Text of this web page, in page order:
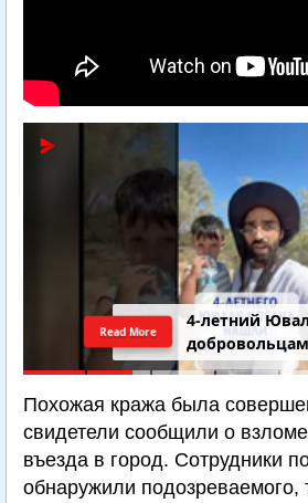
4-летний
Read More
Похожая кража была
свидетели сообщили о
въезда в город. Сотрудники
обнаружили подозреваемого,